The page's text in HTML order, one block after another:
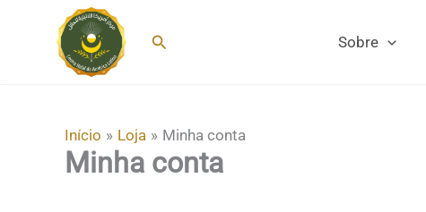
Pesquisar Sobre
Início Loja Minha conta
Minha conta